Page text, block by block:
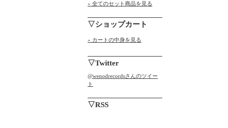
» 全てのセット商品を見る
▽ショップカート
» カートの中身を見る
▽Twitter
@wenodrecordsさんのツイー
ト
▽RSS